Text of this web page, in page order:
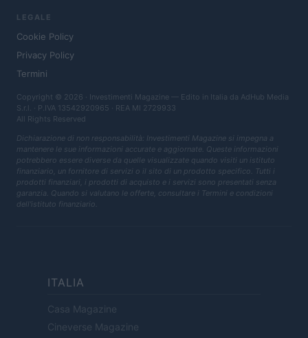
LEGALE
Cookie Policy
Privacy Policy
Termini
Copyright © 2026 · Investimenti Magazine — Edito in Italia da AdHub Media
S.r.l. · P.IVA 13542920965 · REA MI 2729933
All Rights Reserved
Dichiarazione di non responsabilità: Investimenti Magazine si impegna a
mantenere le sue informazioni accurate e aggiornate. Queste informazioni
potrebbero essere diverse da quelle visualizzate quando visiti un istituto
finanziario, un fornitore di servizi o il sito di un prodotto specifico. Tutti i
prodotti finanziari, i prodotti di acquisto e i servizi sono presentati senza
garanzia. Quando si valutano le offerte, consultare i Termini e condizioni
dell'istituto finanziario.
ITALIA
Casa Magazine
Cineverse Magazine